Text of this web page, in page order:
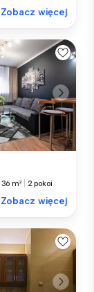
Zobacz więcej
36 m² 2 pokoi
Zobacz więcej